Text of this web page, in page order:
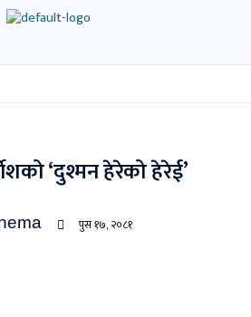
‘दुश्मन हेरेको हेरेई’
पुस १७, २०८१